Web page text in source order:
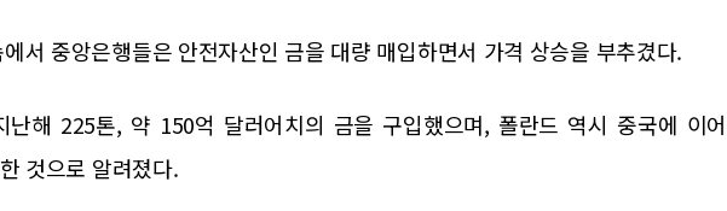
서 중앙은행들은 안전자산인 금을 대량 매입하면서 가격 상승을 부추겼다.
난해 225톤, 약 150억 달러어치의 금을 구입했으며, 폴란드 역시 중국에 이어
것으로 알려졌다.